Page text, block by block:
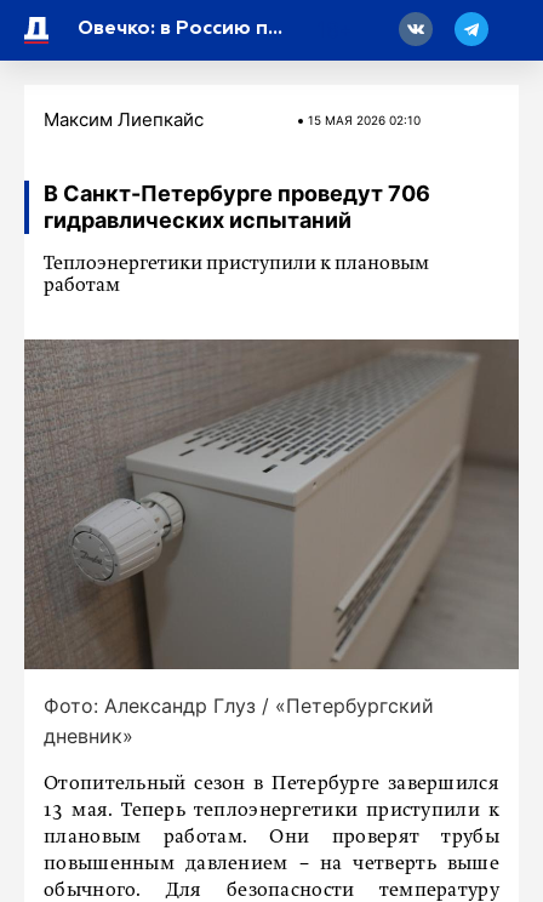
Овечко: в Россию переехали сотни тысяч украинцев после начала СВО
Максим Лиепкайс 15 МАЯ 2026 02:10
В Санкт-Петербурге проведут 706
гидравлических испытаний
Теплоэнергетики приступили к плановым
работам
Фото: Александр Глуз / «Петербургский
дневник»
Отопительный сезон в Петербурге завершился
13 мая. Теперь теплоэнергетики приступили к
плановым работам. Они проверят трубы
повышенным давлением − на четверть выше
обычного. Для безопасности температуру